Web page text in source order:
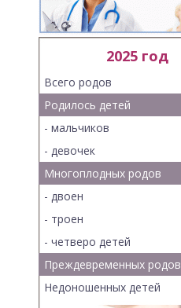
2025 год
Всего родов
Родилось детей
- мальчиков
- девочек
Многоплодных родов
- двоен
- троен
- четверо детей
Преждевременных родов
Недоношенных детей